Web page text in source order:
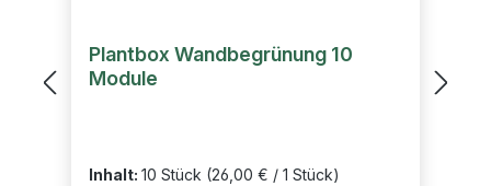
Plantbox Wandbegrünung 10
Module
Inhalt: 10 Stück (26,00 € / 1 Stück)